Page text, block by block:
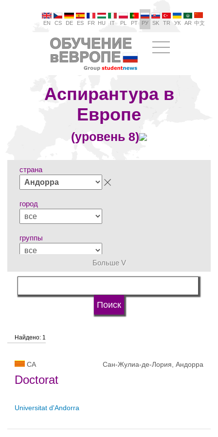
EN CS DE ES FR HU IT PL PT РУ SK TR УК AR 中文
Аспирантура в
Европе
(уровень 8)
страна
город
группы
язык обучения
Больше V
Найдено: 1
CA Сан-Жулиа-де-Лория, Андорра
Doctorat
Universitat d'Andorra